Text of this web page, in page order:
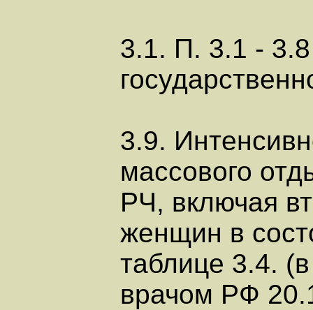
3.1. П. 3.1 - 3.8
3.9.
массового
РЧ, включая
женщин в
таблице 3.4.
врачом РФ